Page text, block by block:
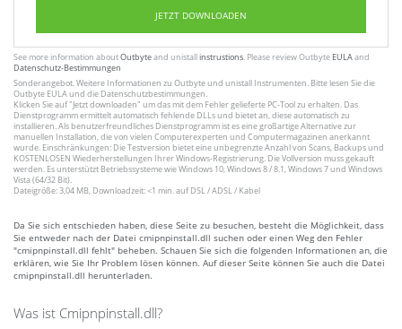
JETZT DOWNLOADEN
See more information aboutOutbyteand unistallinstrustions. Please review Outbyte EULAand
Datenschutz-Bestimmungen
Sonderangebot. Weitere Informationen zu Outbyteund unistall Instrumenten. Bitte lesen Sie die
Outbyte EULAund die Datenschutzbestimmungen.
Klicken Sie auf"Jetzt downloaden" um das mit dem Fehler gelieferte PC-Tool zu erhalten. Das
Dienstprogramm ermittelt automatisch fehlende DLLs und bietet an, diese automatisch zu
installieren. Als benutzerfreundliches Dienstprogramm ist es eine großartige Alternative zur
manuellen Installation, die von vielen Computerexperten und Computermagazinen anerkannt
wurde. Einschränkungen: Die Testversion bietet eine unbegrenzte Anzahl von Scans, Backups und
KOSTENLOSEN Wiederherstellungen Ihrer Windows-Registrierung. Die Vollversion muss gekauft
werden. Es unterstützt Betriebssysteme wie Windows 10, Windows 8 / 8.1, Windows 7 und Windows
Vista (64/32 Bit).
Dateigröße: 3,04 MB, Downloadzeit: <1 min. auf DSL / ADSL / Kabel
Da Sie sich entschieden haben, diese Seite zu besuchen, besteht die Möglichkeit, dass
Sie entweder nach der Datei cmipnpinstall.dll suchen oder einen Weg den Fehler
"cmipnpinstall.dll fehlt" beheben. Schauen Sie sich die folgenden Informationen an, die
erklären, wie Sie Ihr Problem lösen können. Auf dieser Seite können Sie auch die Datei
cmipnpinstall.dll herunterladen.
Was ist Cmipnpinstall.dll?